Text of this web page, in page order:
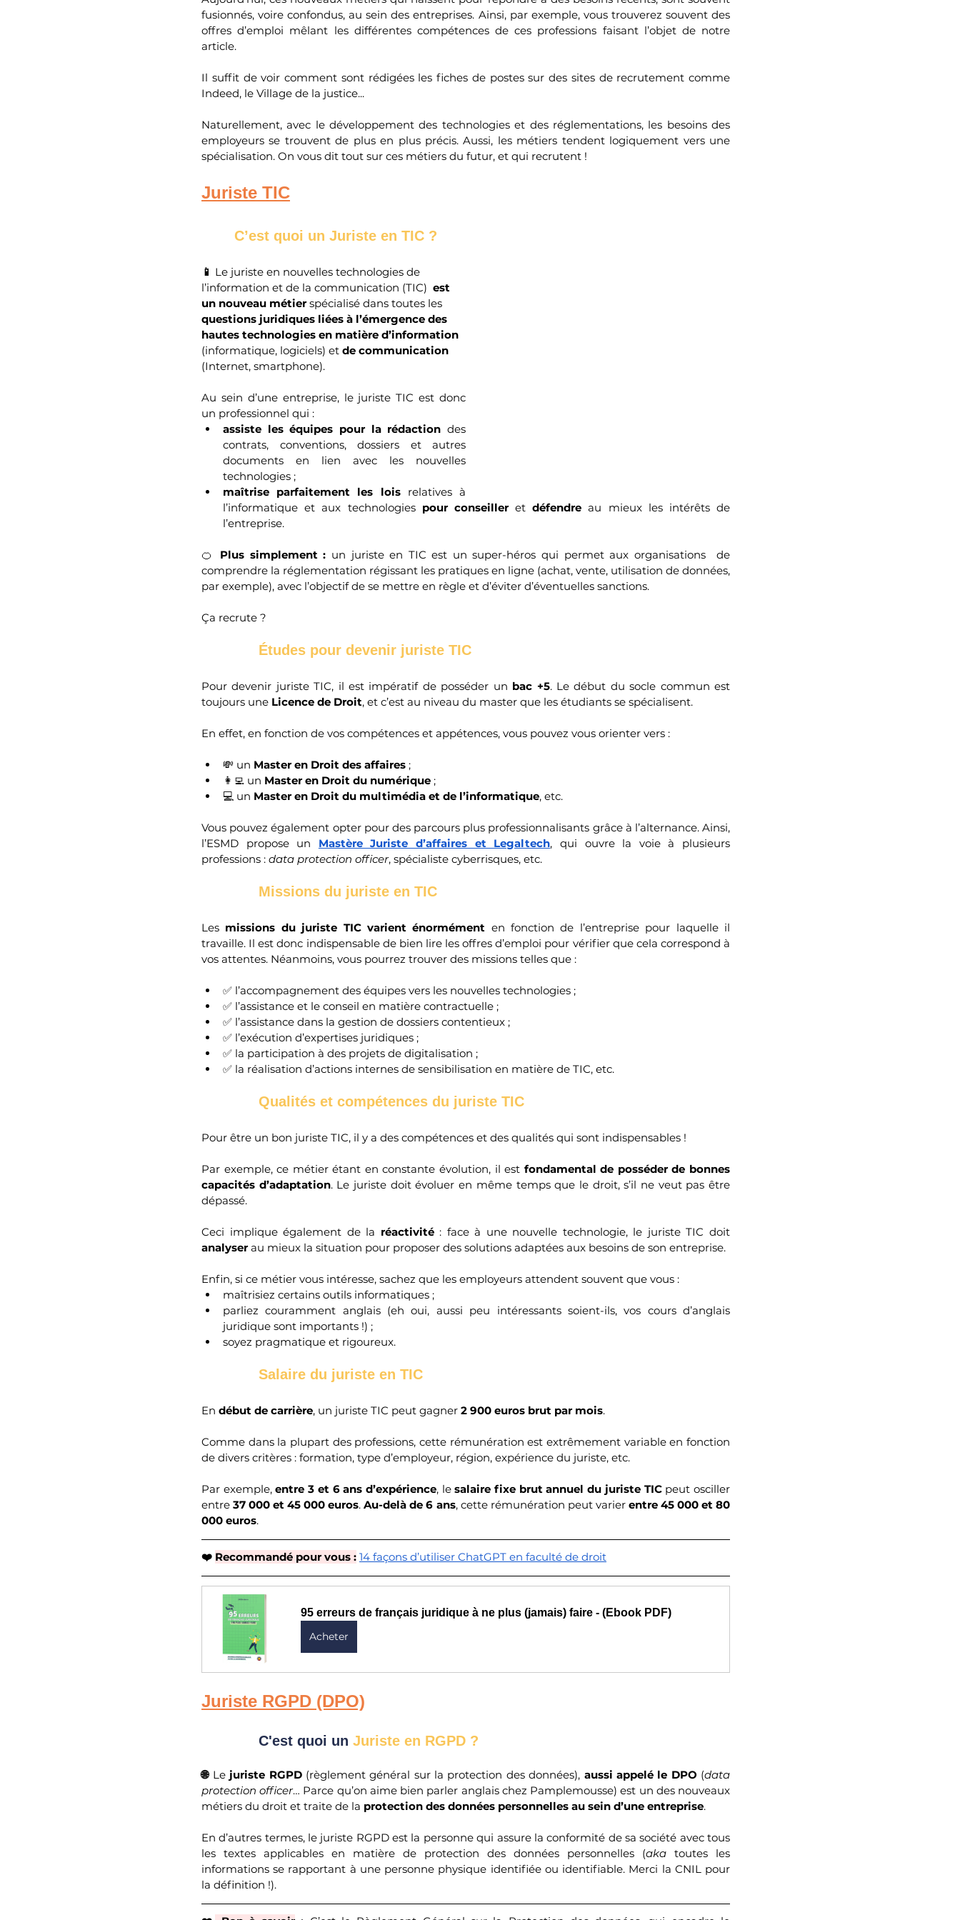
fusionnés, voire confondus, au sein des entreprises. Ainsi, par exemple, vous trouverez souvent des
offres d’emploi mêlant les différentes compétences de ces professions faisant l’objet de notre
article.
Il suffit de voir comment sont rédigées les fiches de postes sur des sites de recrutement comme
Indeed, le Village de la justice...
Naturellement, avec le développement des technologies et des réglementations, les besoins des
employeurs se trouvent de plus en plus précis. Aussi, les métiers tendent logiquement vers une
spécialisation. On vous dit tout sur ces métiers du futur, et qui recrutent !
Juriste TIC
C’est quoi un Juriste en TIC ?
📱 Le juriste en nouvelles technologies de
l’information et de la communication (TIC) est
un nouveau métier spécialisé dans toutes les
questions juridiques liées à l’émergence des
hautes technologies en matière d’information
(informatique, logiciels) et de communication
(Internet, smartphone).
Au sein d’une entreprise, le juriste TIC est donc
un professionnel qui :
assiste les équipes pour la rédaction des
contrats, conventions, dossiers et autres
documents en lien avec les nouvelles
technologies ;
maîtrise parfaitement les lois relatives à
l’informatique et aux technologies pour conseiller et défendre au mieux les intérêts de
l’entreprise.
🍊 Plus simplement : un juriste en TIC est un super-héros qui permet aux organisations  de
comprendre la réglementation régissant les pratiques en ligne (achat, vente, utilisation de données,
par exemple), avec l’objectif de se mettre en règle et d’éviter d’éventuelles sanctions.
Ça recrute ?
Études pour devenir juriste TIC
Pour devenir juriste TIC, il est impératif de posséder un bac +5. Le début du socle commun est
toujours une Licence de Droit, et c’est au niveau du master que les étudiants se spécialisent.
En effet, en fonction de vos compétences et appétences, vous pouvez vous orienter vers :
💸 un Master en Droit des affaires ;
👩‍💻 un Master en Droit du numérique ;
💻 un Master en Droit du multimédia et de l’informatique, etc.
Vous pouvez également opter pour des parcours plus professionnalisants grâce à l’alternance. Ainsi,
l’ESMD propose un Mastère Juriste d’affaires et Legaltech, qui ouvre la voie à plusieurs
professions : data protection officer, spécialiste cyberrisques, etc.
Missions du juriste en TIC
Les missions du juriste TIC varient énormément en fonction de l’entreprise pour laquelle il
travaille. Il est donc indispensable de bien lire les offres d’emploi pour vérifier que cela correspond à
vos attentes. Néanmoins, vous pourrez trouver des missions telles que :
✅ l’accompagnement des équipes vers les nouvelles technologies ;
✅ l’assistance et le conseil en matière contractuelle ;
✅ l’assistance dans la gestion de dossiers contentieux ;
✅ l’exécution d’expertises juridiques ;
✅ la participation à des projets de digitalisation ;
✅ la réalisation d’actions internes de sensibilisation en matière de TIC, etc.
Qualités et compétences du juriste TIC
Pour être un bon juriste TIC, il y a des compétences et des qualités qui sont indispensables !
Par exemple, ce métier étant en constante évolution, il est fondamental de posséder de bonnes
capacités d’adaptation. Le juriste doit évoluer en même temps que le droit, s’il ne veut pas être
dépassé.
Ceci implique également de la réactivité
analyser au mieux la situation pour proposer des solutions adaptées aux besoins de son entreprise.
Enfin, si ce métier vous intéresse, sachez que les employeurs attendent souvent que vous :
maîtrisiez certains outils informatiques ;
parliez couramment anglais (eh oui, aussi peu intéressants soient-ils, vos cours d’anglais
juridique sont importants !) ;
soyez pragmatique et rigoureux.
Salaire du juriste en TIC
En début de carrière, un juriste TIC peut gagner 2 900 euros brut par mois.
Comme dans la plupart des professions, cette rémunération est extrêmement variable en fonction
de divers critères : formation, type d’employeur, région, expérience du juriste, etc.
Par exemple, entre 3 et 6 ans d’expérience, le salaire fixe brut annuel du juriste TIC peut osciller
entre 37 000 et 45 000 euros. Au-delà de 6 ans, cette rémunération peut varier entre 45 000 et 80
000 euros.
❤️ Recommandé pour vous : 14 façons d’utiliser ChatGPT en faculté de droit
95 erreurs de français juridique à ne plus (jamais) faire - (Ebook PDF)
Acheter
Juriste RGPD (DPO)
	C'est quoi un
Juriste en RGPD ?
🌐 Le juriste RGPD (règlement général sur la protection des données), aussi appelé le DPO (data
protection officer… Parce qu’on aime bien parler anglais chez Pamplemousse) est un des nouveaux
métiers du droit et traite de la protection des données personnelles au sein d’une entreprise.
En d’autres termes, le juriste RGPD est la personne qui assure la conformité de sa société avec tous
les textes applicables en matière de protection des données personnelles (aka toutes les
informations se rapportant à une personne physique identifiée ou identifiable. Merci la CNIL pour
la définition !).